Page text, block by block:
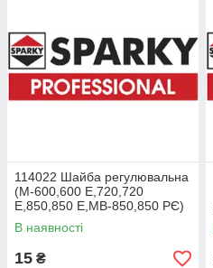
114022 Шайба регулювальна
(М-600,600 Е,720,720
Е,850,850 Е,МВ-850,850 РЄ)
(шт)
В наявності
15 ₴